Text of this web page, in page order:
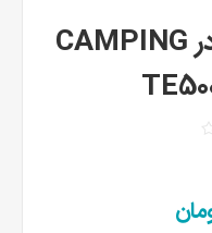
چراغ شارژی طرح چادر CAMPING